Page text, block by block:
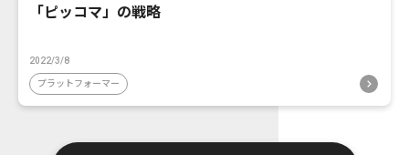
「ピッコマ」の戦略
2022/3/8
プラットフォーマー